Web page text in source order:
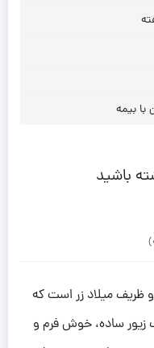
با بیمه
باشید
شیک و ظریف میلاد زر است که
زیور ساده، خوش فرم و